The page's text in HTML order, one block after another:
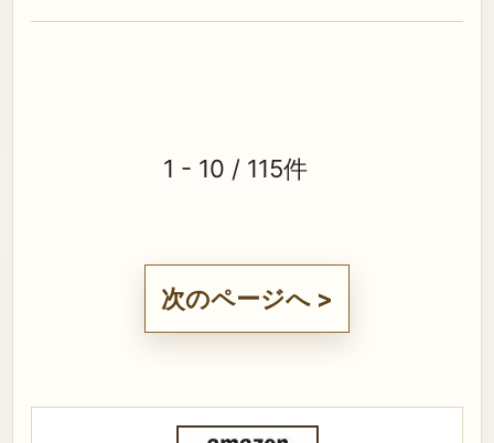
1 - 10 / 115件
次のページへ >